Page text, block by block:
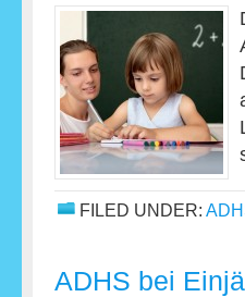
FILED UNDER:
ADHS bei